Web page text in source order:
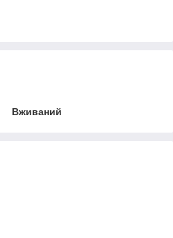
Вживаний